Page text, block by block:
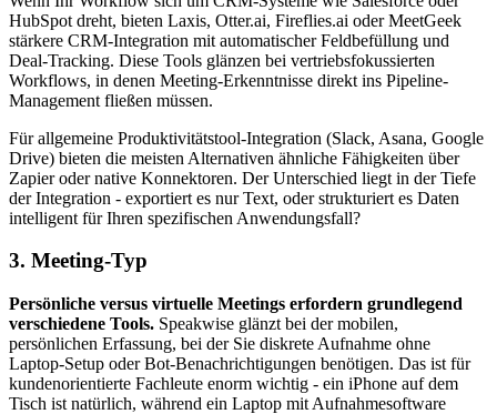
HubSpot dreht, bieten Laxis, Otter.ai, Fireflies.ai oder MeetGeek
stärkere CRM-Integration mit automatischer Feldbefüllung und
Deal-Tracking. Diese Tools glänzen bei vertriebsfokussierten
Workflows, in denen Meeting-Erkenntnisse direkt ins Pipeline-
Management fließen müssen.
Für allgemeine Produktivitätstool-Integration (Slack, Asana, Google
Drive) bieten die meisten Alternativen ähnliche Fähigkeiten über
Zapier oder native Konnektoren. Der Unterschied liegt in der Tiefe
der Integration - exportiert es nur Text, oder strukturiert es Daten
intelligent für Ihren spezifischen Anwendungsfall?
3. Meeting-Typ
Persönliche versus virtuelle Meetings erfordern grundlegend
verschiedene Tools. Speakwise glänzt bei der mobilen,
persönlichen Erfassung, bei der Sie diskrete Aufnahme ohne
Laptop-Setup oder Bot-Benachrichtigungen benötigen. Das ist für
kundenorientierte Fachleute enorm wichtig - ein iPhone auf dem
Tisch ist natürlich, während ein Laptop mit Aufnahmesoftware